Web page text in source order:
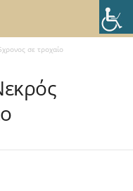
σε τροχαίο